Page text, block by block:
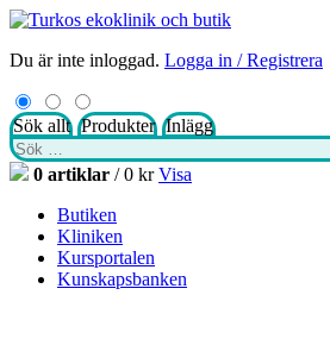
Du är inte inloggad. Logga in / Registrera
Sök allt Produkter Inlägg
Sök
efter:0 artiklar /0 kr Visa
Butiken
Kliniken
Kursportalen
Kunskapsbanken